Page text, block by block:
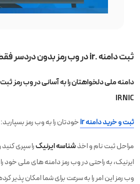
ثبت دامنه .ir در وب رمز بدون دردسر فقط با یک شناسه ایرنیک
دامنه ملی دلخواهتان را به آسانی در وب رمز
IRNIC
ثبت و خرید دامنه ir خودتان را به وب رمز بسپارید:
مراحل ثبت نام و اخذشناسه ایرنیکرا سپری
وب رمز این امر را به سرعت برای شما امکان پذیر